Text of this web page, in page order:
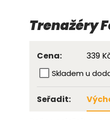
Trenažéry
Cena: 339
Skladem u
Seřadit: